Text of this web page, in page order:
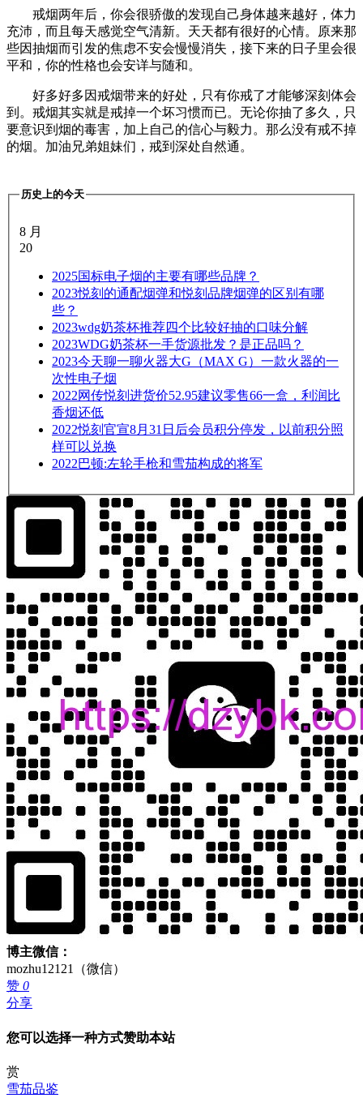
戒烟两年后，你会很骄傲的发现自己身体越来越好，体力
充沛，而且每天感觉空气清新。天天都有很好的心情。原来那
些因抽烟而引发的焦虑不安会慢慢消失，接下来的日子里会很
平和，你的性格也会安详与随和。
好多好多因戒烟带来的好处，只有你戒了才能够深刻体会
到。戒烟其实就是戒掉一个坏习惯而已。无论你抽了多久，只
要意识到烟的毒害，加上自己的信心与毅力。那么没有戒不掉
的烟。加油兄弟姐妹们，戒到深处自然通。
历史上的今天
8 月
20
2025国标电子烟的主要有哪些品牌？
2023悦刻的通配烟弹和悦刻品牌烟弹的区别有哪
些？
2023wdg奶茶杯推荐四个比较好抽的口味分解
2023WDG奶茶杯一手货源批发？是正品吗？
2023今天聊一聊火器大G（MAX G）一款火器的一
次性电子烟
2022网传悦刻进货价52.95建议零售66一盒，利润比
香烟还低
2022悦刻官宣8月31日后会员积分停发，以前积分照
样可以兑换
2022巴顿:左轮手枪和雪茄构成的将军
博主微信：
mozhu12121（微信）
赞 0
分享
您可以选择一种方式赞助本站
赏
雪茄品鉴